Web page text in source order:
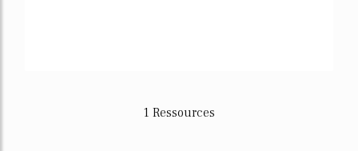
1 Ressources